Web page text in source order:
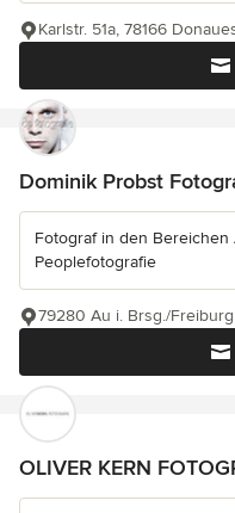
Karlstr. 51a, 78166
Dominik Probst
Fotograf in den
Peoplefotografie
79280 Au i. Brsg./Freiburg
OLIVER KERN